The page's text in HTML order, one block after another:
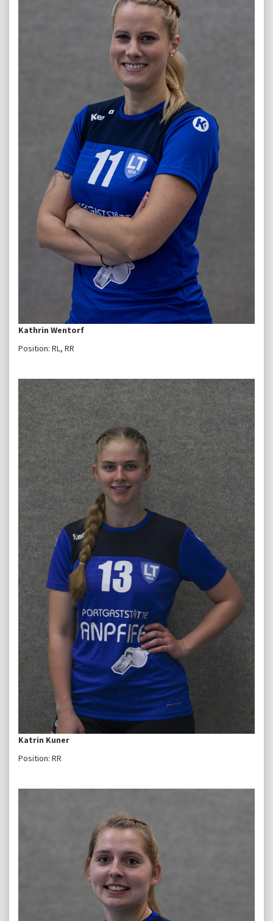
Kathrin Wentorf
Position: RL, RR
Katrin Kuner
Position: RR